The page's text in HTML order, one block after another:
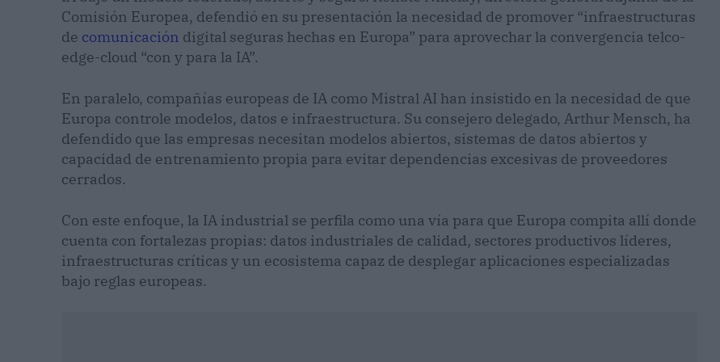
Comisión Europea, defendió en su presentación la necesidad de promover “infraestructuras
de comunicación digital seguras hechas en Europa” para aprovechar la convergencia telco-
edge-cloud “con y para la IA”.
En paralelo, compañías europeas de IA como Mistral AI han insistido en la necesidad de que
Europa controle modelos, datos e infraestructura. Su consejero delegado, Arthur Mensch, ha
defendido que las empresas necesitan modelos abiertos, sistemas de datos abiertos y
capacidad de entrenamiento propia para evitar dependencias excesivas de proveedores
cerrados.
Con este enfoque, la IA industrial se perfila como una vía para que Europa compita allí donde
cuenta con fortalezas propias: datos industriales de calidad, sectores productivos líderes,
infraestructuras críticas y un ecosistema capaz de desplegar aplicaciones especializadas
bajo reglas europeas.